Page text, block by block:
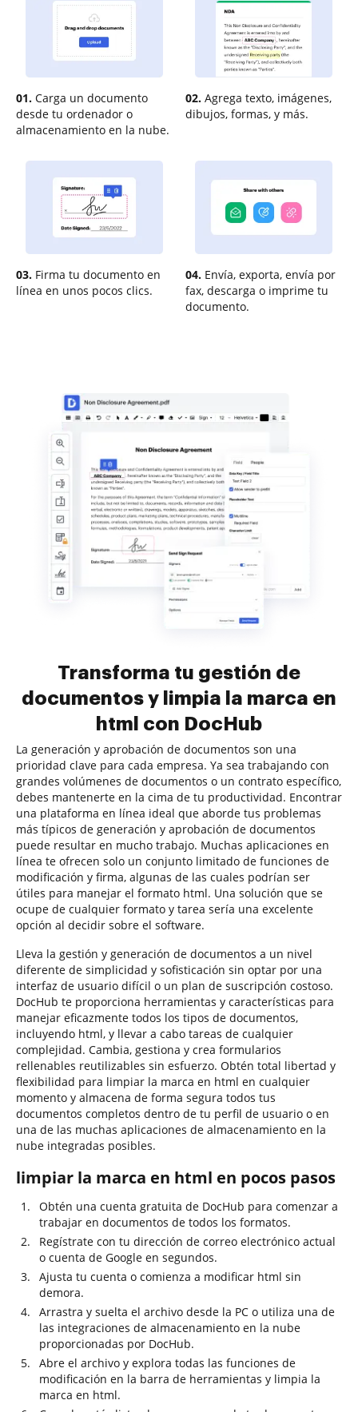
01. Carga un documento
desde tu ordenador o
almacenamiento en la nube.
02. Agrega texto, imágenes,
dibujos, formas, y más.
03. Firma tu documento en
línea en unos pocos clics.
04. Envía, exporta, envía por
fax, descarga o imprime tu
documento.
Transforma tu gestión de
documentos y limpia la marca en
html con DocHub
La generación y aprobación de documentos son una
prioridad clave para cada empresa. Ya sea trabajando con
grandes volúmenes de documentos o un contrato específico,
debes mantenerte en la cima de tu productividad. Encontrar
una plataforma en línea ideal que aborde tus problemas
más típicos de generación y aprobación de documentos
puede resultar en mucho trabajo. Muchas aplicaciones en
línea te ofrecen solo un conjunto limitado de funciones de
modificación y firma, algunas de las cuales podrían ser
útiles para manejar el formato html. Una solución que se
ocupe de cualquier formato y tarea sería una excelente
opción al decidir sobre el software.
Lleva la gestión y generación de documentos a un nivel
diferente de simplicidad y sofisticación sin optar por una
interfaz de usuario difícil o un plan de suscripción costoso.
DocHub te proporciona herramientas y características para
manejar eficazmente todos los tipos de documentos,
incluyendo html, y llevar a cabo tareas de cualquier
complejidad. Cambia, gestiona y crea formularios
rellenables reutilizables sin esfuerzo. Obtén total libertad y
flexibilidad para limpiar la marca en html en cualquier
momento y almacena de forma segura todos tus
documentos completos dentro de tu perfil de usuario o en
una de las muchas aplicaciones de almacenamiento en la
nube integradas posibles.
limpiar la marca en html en pocos pasos
Obtén una cuenta gratuita de DocHub para comenzar a
trabajar en documentos de todos los formatos.
Regístrate con tu dirección de correo electrónico actual
o cuenta de Google en segundos.
Ajusta tu cuenta o comienza a modificar html sin
demora.
Arrastra y suelta el archivo desde la PC o utiliza una de
las integraciones de almacenamiento en la nube
proporcionadas por DocHub.
Abre el archivo y explora todas las funciones de
modificación en la barra de herramientas y limpia la
marca en html.